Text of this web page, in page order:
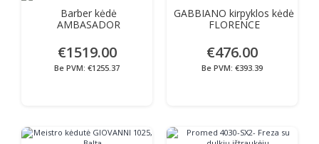
GABBIANO kirpyklos kėdė
FLORENCE
€476.00
Be PVM: €393.39
Barber kėdė
AMBASADOR
€1519.00
Be PVM: €1255.37